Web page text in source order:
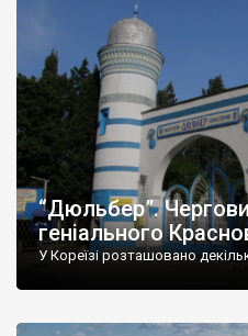
“Дюльбер”.
геніального
У Кореїзі розташовано